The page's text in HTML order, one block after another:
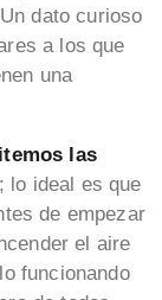
dato curioso
a los que
una
las
lo ideal es que
de empezar
el aire
funcionando